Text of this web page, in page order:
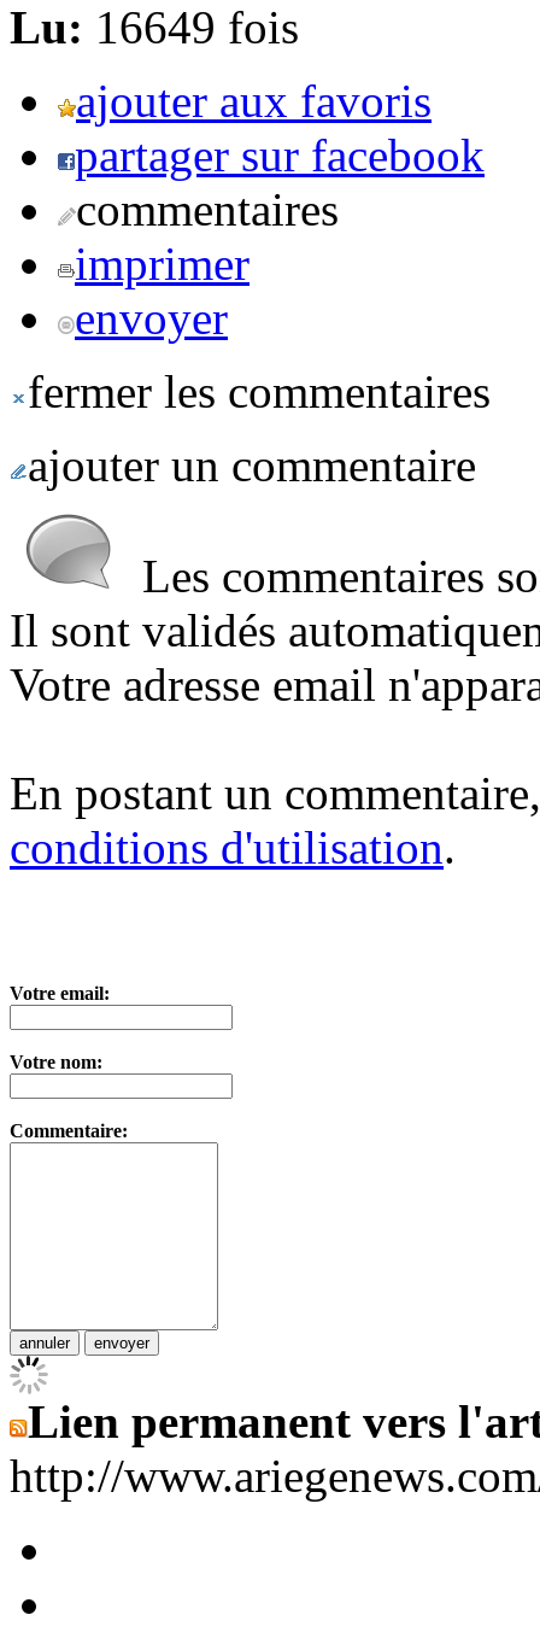
Lu: 16649 fois
ajouter aux favoris
partager sur facebook
commentaires
imprimer
envoyer
fermer les commentaires
ajouter un commentaire
Les commentaires
Il sont validés
Votre adresse email
En postant un
conditions d'utilisation.
Votre email:
Votre nom:
Commentaire:
Lien permanent vers
http://